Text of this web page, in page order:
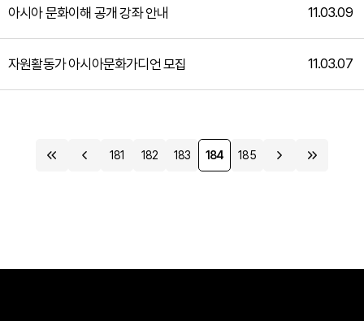
아시아 문화이해 공개 강좌 안내 11.03.09
자원활동가 아시아문화가디언 모집 11.03.07
181 182 183 184 185